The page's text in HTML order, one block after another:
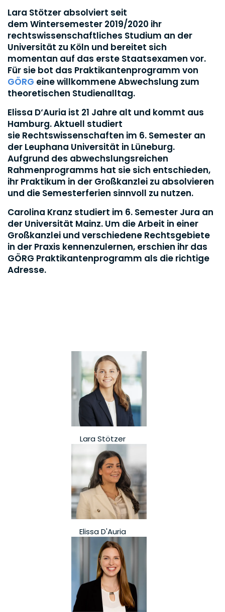
Lara Stötzer absolviert seit
dem Wintersemester 2019/2020 ihr
rechtswissenschaftliches Studium an der
Universität zu Köln und bereitet sich
momentan auf das erste Staatsexamen vor.
Für sie bot das Praktikantenprogramm von
GÖRG eine willkommene Abwechslung zum
theoretischen Studienalltag.
Elissa D‘Auria ist 21 Jahre alt und kommt aus
Hamburg. Aktuell studiert
sie Rechtswissenschaften im 6. Semester an
der Leuphana Universität in Lüneburg.
Aufgrund des abwechslungsreichen
Rahmenprogramms hat sie sich entschieden,
ihr Praktikum in der Großkanzlei zu absolvieren
und die Semesterferien sinnvoll zu nutzen.
Carolina Kranz studiert im 6. Semester Jura an
der Universität Mainz. Um die Arbeit in einer
Großkanzlei und verschiedene Rechtsgebiete
in der Praxis kennenzulernen, erschien ihr das
GÖRG Praktikantenprogramm als die richtige
Adresse.
Lara Stötzer
Elissa D'Auria